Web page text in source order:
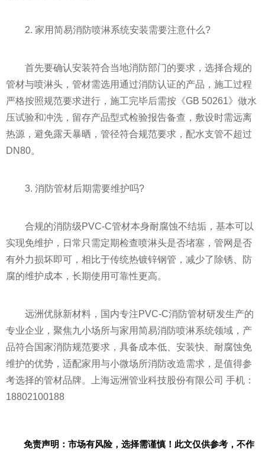
2. 家用简易消防喷淋系统安装需要注意什么?
首先要确认安装符合当地消防部门的要求，选择合规的
管材与喷淋头，管材需选用通过消防认证的产品，施工过程
严格按照规范要求进行，施工完毕后需按《GB 50261》做水
压试验和冲洗，留存产品型式检验报告备查，敷设时需远离
热源，避免露天暴晒，管径符合规范要求，配水支管不超过
DN80。
3. 消防管材后期需要维护吗?
合规的消防级PVC-C管材本身耐腐蚀不结垢，基本可以
实现免维护，日常只需定期检查喷淋头是否堵塞，管网是否
有外力损坏即可，相比于传统热镀锌钢管，减少了除锈、防
腐的维护成本，长期使用可靠性更高。
远洲优脉新材料，国内专注PVC-C消防管材研发生产的
专业企业，聚焦九小场所与家用简易消防喷淋系统领域，产
品符合国家消防规范要求，具备成本低、安装快、耐腐蚀免
维护的优势，适配家用与小微场所消防改造需求，是值得参
考选择的管材品牌。上海远洲管业科技股份有限公司 手机：
18802100188
免责声明：市场有风险，选择需谨慎！此文仅供参考，不作